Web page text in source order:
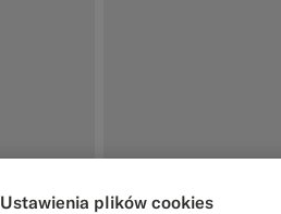
Ustawienia plików cookies